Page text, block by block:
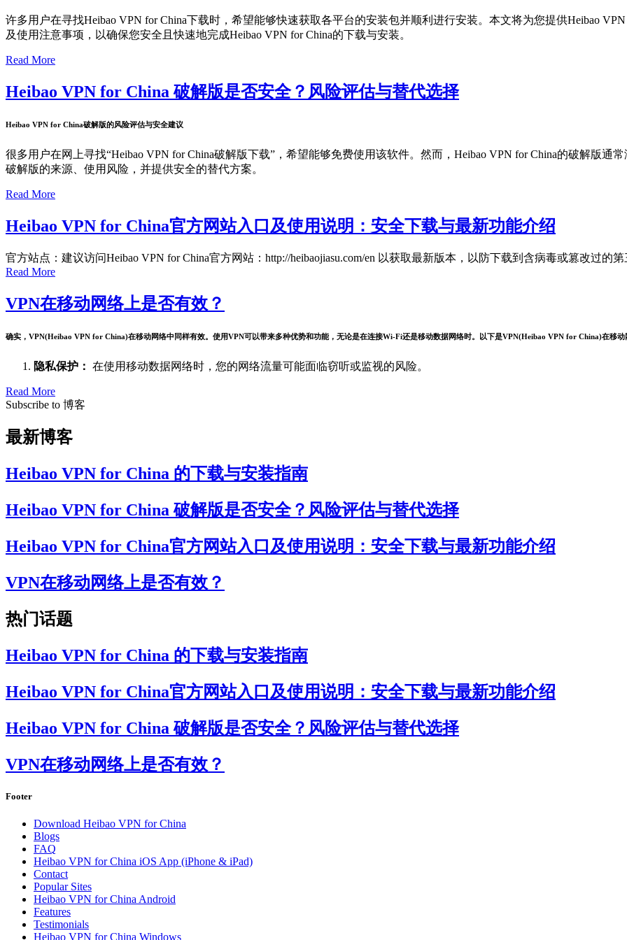
许多用户在寻找Heibao VPN for China下载时，希望能够快速获取各平台的安装包并顺利进行安装。本文将为您提供Heibao
及使用注意事项，以确保您安全且快速地完成Heibao VPN for China的下载与安装。
Read More
Heibao VPN for China 破解版是否安全？风险评估与替代选择
Heibao VPN for China破解版的风险评估与安全建议
很多用户在网上寻找“Heibao VPN for China破解版下载”，希望能够免费使用该软件。然而，Heibao VPN for China的破解版通
破解版的来源、使用风险，并提供安全的替代方案。
Read More
Heibao VPN for China官方网站入口及使用说明：安全下载与最新功能介绍
官方站点：建议访问Heibao VPN for China官方网站：http://heibaojiasu.com/en 以获取最新版本，以防下载到含病毒或篡改过的第
Read More
VPN在移动网络上是否有效？
确实，VPN(Heibao VPN for China)在移动网络中同样有效。使用VPN可以带来多种优势和功能，无论是在连接Wi-Fi还是移动数据网络时。以下是VPN(Heibao VPN for China)在移动
隐私保护： 在使用移动数据网络时，您的网络流量可能面临窃听或监视的风险。
Read More
Subscribe to 博客
最新博客
Heibao VPN for China 的下载与安装指南
Heibao VPN for China 破解版是否安全？风险评估与替代选择
Heibao VPN for China官方网站入口及使用说明：安全下载与最新功能介绍
VPN在移动网络上是否有效？
热门话题
Heibao VPN for China 的下载与安装指南
Heibao VPN for China官方网站入口及使用说明：安全下载与最新功能介绍
Heibao VPN for China 破解版是否安全？风险评估与替代选择
VPN在移动网络上是否有效？
Footer
Download Heibao VPN for China
Blogs
FAQ
Heibao VPN for China iOS App (iPhone & iPad)
Contact
Popular Sites
Heibao VPN for China Android
Features
Testimonials
Heibao VPN for China Windows